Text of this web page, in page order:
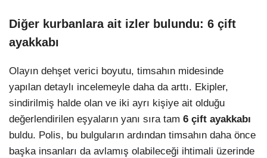
Diğer kurbanlara ait izler bulundu: 6 çift
ayakkabı
Olayın dehşet verici boyutu, timsahın midesinde
yapılan detaylı incelemeyle daha da arttı. Ekipler,
sindirilmiş halde olan ve iki ayrı kişiye ait olduğu
değerlendirilen eşyaların yanı sıra tam 6 çift ayakkabı
buldu. Polis, bu bulguların ardından timsahın daha önce
başka insanları da avlamış olabileceği ihtimali üzerinde